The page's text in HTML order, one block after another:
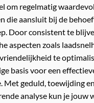
om regelmatig
die aansluit bij de
Door consistent te
aspecten zoals
te
basis voor een
Met geduld, toewijding en
analyse kun je jouw